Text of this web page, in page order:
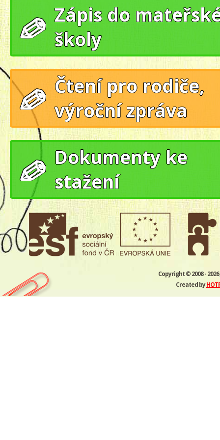
Zápis do
školy
Čtení pro rodiče,
výroční zpráva
Dokumenty ke
stažení
Copyright © 2008 - 2026
Created by